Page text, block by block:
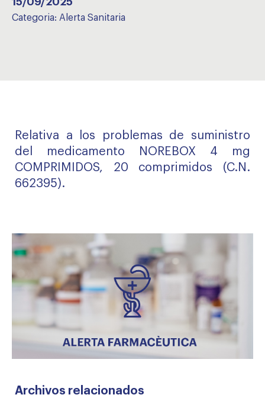
Categoria: Alerta Sanitaria
Archivos relacionados
Relativa a los problemas de suministro
del medicamento NOREBOX 4 mg
COMPRIMIDOS, 20 comprimidos (C.N.
662395).